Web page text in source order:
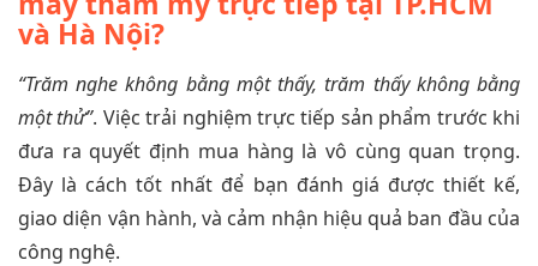
và Hà Nội?
“Trăm nghe không bằng một thấy, trăm thấy không bằng
một thử”. Việc trải nghiệm trực tiếp sản phẩm trước khi
đưa ra quyết định mua hàng là vô cùng quan trọng.
Đây là cách tốt nhất để bạn đánh giá được thiết kế,
giao diện vận hành, và cảm nhận hiệu quả ban đầu của
công nghệ.